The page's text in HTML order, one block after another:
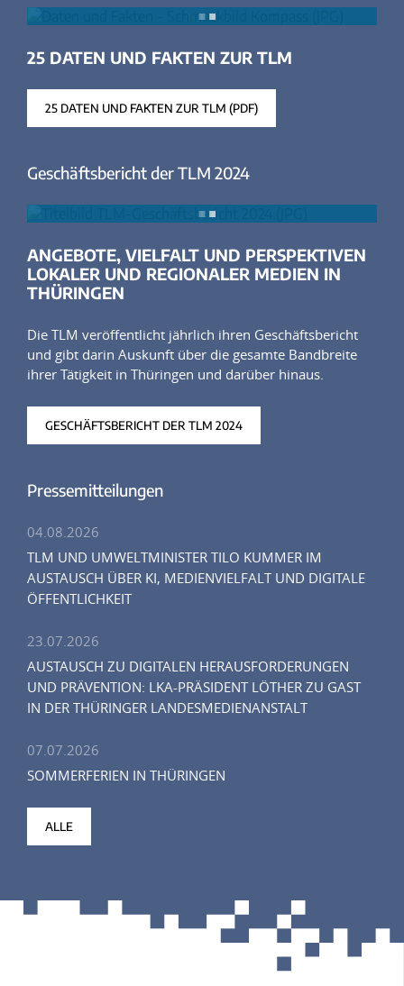
25 DATEN UND FAKTEN ZUR TLM
25 DATEN UND FAKTEN ZUR TLM (PDF)
Geschäftsbericht der TLM 2024
ANGEBOTE, VIELFALT UND PERSPEKTIVEN
LOKALER UND REGIONALER MEDIEN IN
THÜRINGEN
Die TLM veröffentlicht jährlich ihren Geschäftsbericht
und gibt darin Auskunft über die gesamte Bandbreite
ihrer Tätigkeit in Thüringen und darüber hinaus.
GESCHÄFTSBERICHT DER TLM 2024
Pressemitteilungen
04.08.2026
TLM UND UMWELTMINISTER TILO KUMMER IM
AUSTAUSCH ÜBER KI, MEDIENVIELFALT UND DIGITALE
ÖFFENTLICHKEIT
23.07.2026
AUSTAUSCH ZU DIGITALEN HERAUSFORDERUNGEN
UND PRÄVENTION: LKA-PRÄSIDENT LÖTHER ZU GAST
IN DER THÜRINGER LANDESMEDIENANSTALT
07.07.2026
SOMMERFERIEN IN THÜRINGEN
ALLE